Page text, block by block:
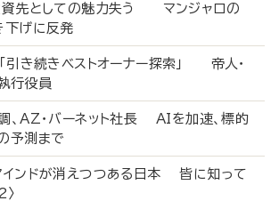
資先としての魅力失う マンジャロの
げに反発
「引き続きベストオーナー探索」 帝人・
行役員
、AZ・バーネット社長 AIを加速、標的
予測まで
インドが消えつつある日本 皆に知って